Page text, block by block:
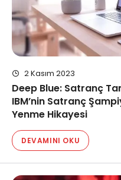
2 Kasım 2023
Deep Blue: Satranç
IBM’nin Satranç
Yenme Hikayesi
DEVAMINI OKU